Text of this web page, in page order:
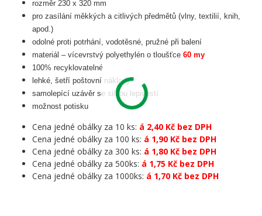
rozměr 230 x 320 mm
pro zasílání měkkých a citlivých předmětů (vlny, textilií, knih,
apod.)
odolné proti potrhání, vodotěsné, pružné při balení
materiál – vícevrstvý polyethylén o tloušťce 60 my
100% recyklovatelné
lehké, šetří poštovní náklady
samolepící uzávěr se silnou lepivostí
možnost potisku
Cena jedné obálky za 10 ks: á 2,40 Kč bez DPH
Cena jedné obálky za 100 ks: á 1,90 Kč bez DPH
Cena jedné obálky za 300 ks: á 1,80 Kč bez DPH
Cena jedné obálky za 500ks: á 1,75 Kč bez DPH
Cena jedné obálky za 1000ks: á 1,70 Kč bez DPH